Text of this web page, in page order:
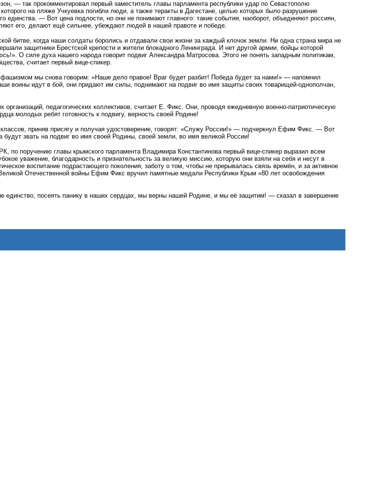
— так прокомментировал первый заместитель главы парламента республики удар по Севастополю
которого на пляже Учкуевка погибли люди, а также теракты в Дагестане, целью которых было разрушение
единства. — Вот цена подлости, но они не понимают главного: такие события, наоборот, объединяют россиян,
его, делают ещё сильнее, убеждают людей в нашей правоте и победе.
битве, когда наши солдаты боролись и отдавали свои жизни за каждый клочок земли. Ни одна страна мира не
защитники Брестской крепости и жители блокадного Ленинграда. И нет другой армии, бойцы которой
О силе духа нашего народа говорит подвиг Александра Матросова. Этого не понять западным политикам,
считает первый вице-спикер.
мы снова говорим: «Наше дело правое! Враг будет разбит! Победа будет за нами!» — напомнил
воины идут в бой, они придают им силы, поднимают на подвиг во имя защиты своих товарищей-однополчан,
организаций, педагогических коллективов, считает Е. Фикс. Они, проводя ежедневную военно-патриотическую
молодых ребят готовность к подвигу, верность своей Родине!
приняв присягу и получая удостоверение, говорят: «Служу России!» — подчеркнул Ефим Фикс. — Вот
будут звать на подвиг во имя своей Родины, своей земли, во имя великой России!
по поручению главы крымского парламента Владимира Константинова первый вице-спикер выразил всем
уважение, благодарность и признательность за великую миссию, которую они взяли на себя и несут в
воспитание подрастающего поколения, заботу о том, чтобы не прерывалась связь времён, и за активное
Отечественной войны Ефим Фикс вручил памятные медали Республики Крым «80 лет освобождения
единство, посеять панику в наших сердцах, мы верны нашей Родине, и мы её защитим! — сказал в завершение